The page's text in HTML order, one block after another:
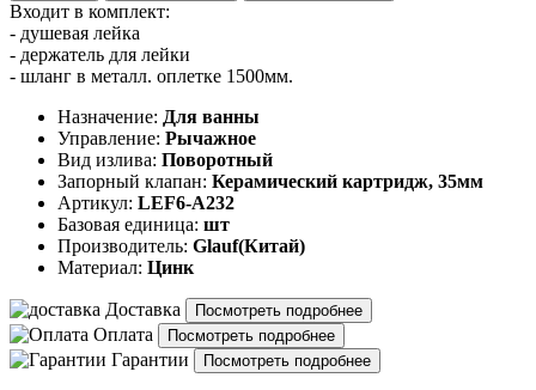
Входит в комплект:
- душевая лейка
- держатель для лейки
- шланг в металл. оплетке 1500мм.
Назначение: Для ванны
Управление: Рычажное
Вид излива: Поворотный
Запорный клапан: Керамический картридж, 35мм
Артикул: LEF6-A232
Базовая единица: шт
Производитель: Glauf(Китай)
Материал: Цинк
Доставка Посмотреть подробнее
Оплата Посмотреть подробнее
Гарантии Посмотреть подробнее